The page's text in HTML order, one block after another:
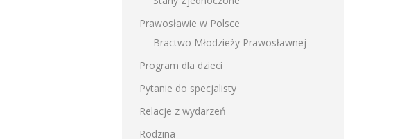
Prawosławie w Polsce
Bractwo Młodzieży Prawosławnej
Program dla dzieci
Pytanie do specjalisty
Relacje z wydarzeń
Rodzina